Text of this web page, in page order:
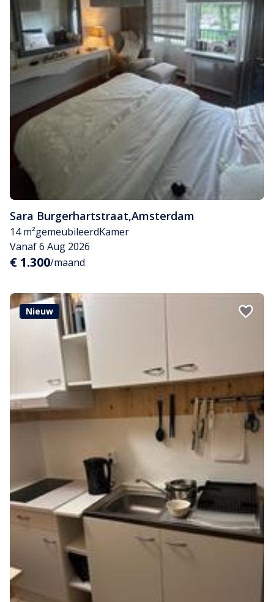
Sara Burgerhartstraat,Amsterdam
14 m²gemeubileerdKamer
Vanaf 6 Aug 2026
€ 1.300/maand
Nieuw